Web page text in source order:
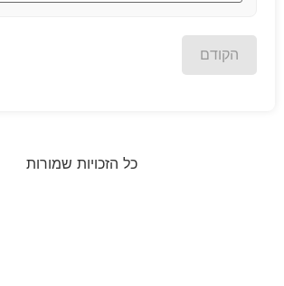
הקודם
כל הזכויות שמורות